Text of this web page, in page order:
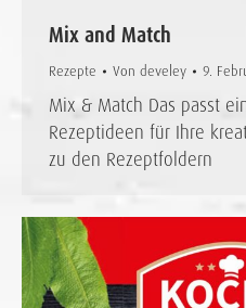
Mix and Match
Rezepte Von develey 9.
Mix & Match Das passt
Rezeptideen für Ihre
zu den Rezeptfoldern